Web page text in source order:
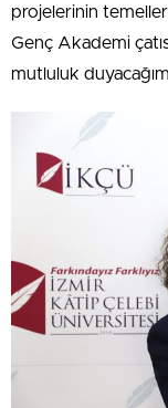
projelerinin
Genç Akademi
mutluluk